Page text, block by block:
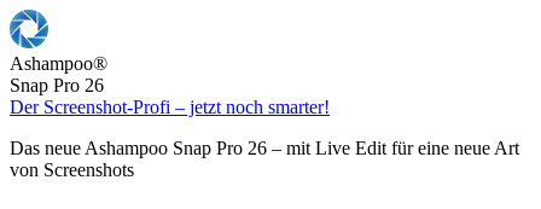
Ashampoo®
Snap Pro 26
Der Screenshot-Profi – jetzt noch smarter!
Das neue Ashampoo Snap Pro 26 – mit Live Edit für eine neue Art
von Screenshots